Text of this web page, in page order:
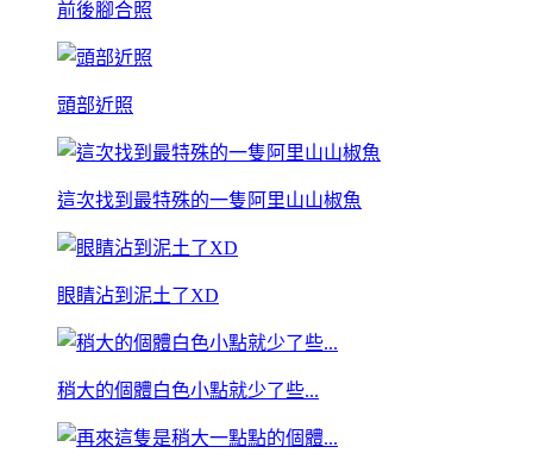
前後腳合照
頭部近照
這次找到最特殊的一隻阿里山山椒魚
眼睛沾到泥土了XD
稍大的個體白色小點就少了些...